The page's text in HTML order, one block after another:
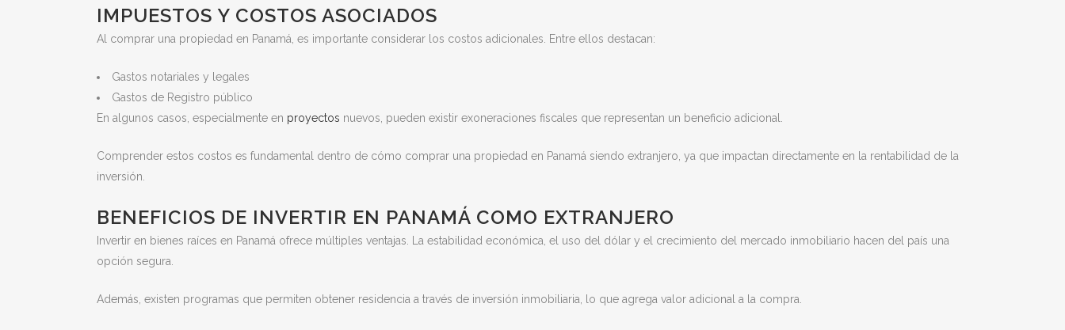
IMPUESTOS Y COSTOS ASOCIADOS
Al comprar una propiedad en Panamá, es importante considerar los costos adicionales. Entre ellos destacan:
Gastos notariales y legales
Gastos de Registro público
En algunos casos, especialmente en proyectos nuevos, pueden existir exoneraciones fiscales que representan un beneficio adicional.
Comprender estos costos es fundamental dentro de cómo comprar una propiedad en Panamá siendo extranjero, ya que impactan directamente en la rentabilidad de la
inversión.
BENEFICIOS DE INVERTIR EN PANAMÁ COMO EXTRANJERO
Invertir en bienes raíces en Panamá ofrece múltiples ventajas. La estabilidad económica, el uso del dólar y el crecimiento del mercado inmobiliario hacen del país una
opción segura.
Además, existen programas que permiten obtener residencia a través de inversión inmobiliaria, lo que agrega valor adicional a la compra.